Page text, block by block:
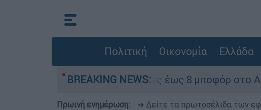
Πολιτική Οικονομία Ελλάδα
BREAKING NEWS:
- Ισχυροί βοριάδες έως 8 μποφόρ στο Αιγαίο
Πρωινή ενημέρωση: ➔ Δείτε τα πρωτοσέλιδα των